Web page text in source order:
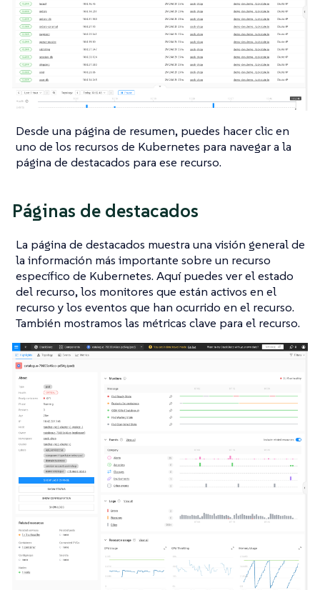
Desde una página de resumen, puedes hacer clic en
uno de los recursos de Kubernetes para navegar a la
página de destacados para ese recurso.
Páginas de destacados
La página de destacados muestra una visión general de
la información más importante sobre un recurso
específico de Kubernetes. Aquí puedes ver el estado
del recurso, los monitores que están activos en el
recurso y los eventos que han ocurrido en el recurso.
También mostramos las métricas clave para el recurso.